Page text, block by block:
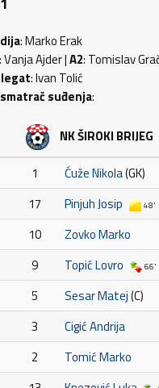
: Marko Erak
: Vanja Ajder |A2: Tomislav
: Ivan Tolić
suđenja:
NK ŠIROKI BRIJEG
1 Ćuže Nikola(GK)
17
Pinjuh Josip 48'
10
Zovko Marko
9
Topić Lovro 66'
5 Sesar Matej(C)
3
Cigić Andrija
2
Tomić Marko